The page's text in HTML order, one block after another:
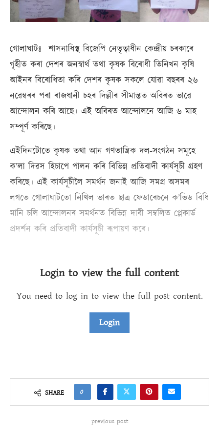
গোলাঘাটঃ শাসনাধিস্থ বিজেপি নেতৃত্বাধীন কেন্দ্ৰীয় চৰকাৰে
গৃহীত কৰা দেশৰ জনস্বাৰ্থ তথা কৃষক বিৰোধী তিনিখন কৃষি
আইনৰ বিৰোধিতা কৰি দেশৰ কৃষক সকলে যোৱা বছৰৰ ২৬
নৱেম্বৰৰ পৰা ৰাজধানী চহৰ দিল্লীৰ সীমান্তত অবিৰত ভাৱে
আন্দোলন কৰি আছে। এই অবিৰত আন্দোলনে আজি ৬ মাহ
সম্পূৰ্ণ কৰিছে।
এইদিনটোতে কৃষক তথা আন গণতান্ত্ৰিক দল-সংগঠন সমূহে
ক’লা দিৱস হিচাপে পালন কৰি বিভিন্ন প্ৰতিবাদী কাৰ্যসূচী গ্ৰহণ
কৰিছে। এই কাৰ্যসূচীলৈ সমৰ্থন জনাই আজি সমগ্ৰ অসমৰ
লগতে গোলাঘাটতো নিখিল ভাৰত ছাত্ৰ ফেডাৰেচনে ক’ভিড বিধি
মানি চলি আন্দোলনৰ সমৰ্থনত বিভিন্ন দাবী সম্বলিত প্লেকাৰ্ড
প্ৰদৰ্শন কৰি প্ৰতিবাদী কাৰ্যসূচী ৰূপায়ণ কৰে।
Login to view the full content
You need to log in to view the full post content.
Login
SHARE 0
previous post